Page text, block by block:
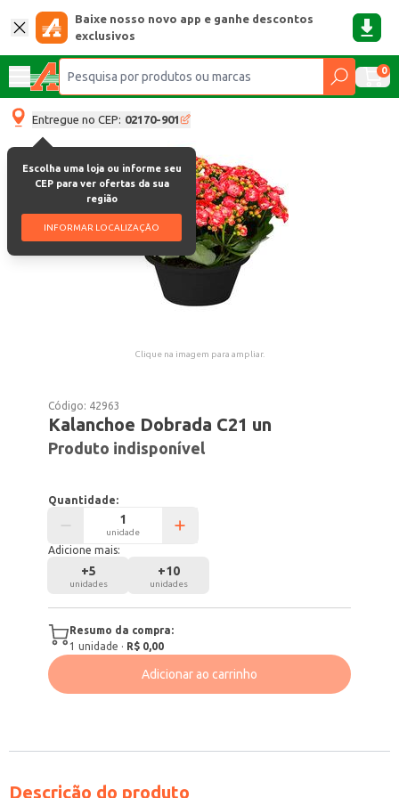
Baixe nosso novo app e ganhe descontos
exclusivos
0
Entregue no CEP: 02170-901
Escolha uma loja ou informe seu
CEP para ver ofertas da sua
região
INFORMAR LOCALIZAÇÃO
Clique na imagem para ampliar.
Código: 42963
Kalanchoe Dobrada C21 un
Produto indisponível
Quantidade:
unidade
Adicione mais:
+5
unidades
+10
unidades
Resumo da compra:
1 unidade · R$ 0,00
Adicionar ao carrinho
Descrição do produto